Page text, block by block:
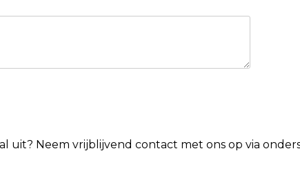
uit? Neem vrijblijvend contact met ons op via